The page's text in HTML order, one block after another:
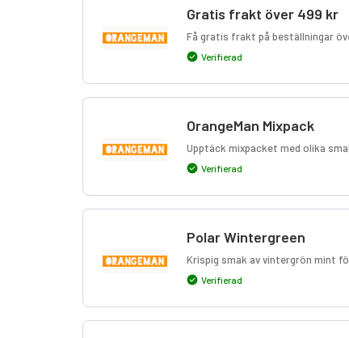
Gratis frakt över 499 kr
Få gratis frakt på beställningar
Verifierad
OrangeMan Mixpack
Upptäck mixpacket med olika
Verifierad
Polar Wintergreen
Krispig smak av vintergrön mint
Verifierad